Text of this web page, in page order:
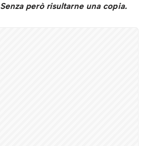
Senza però risultarne una copia.